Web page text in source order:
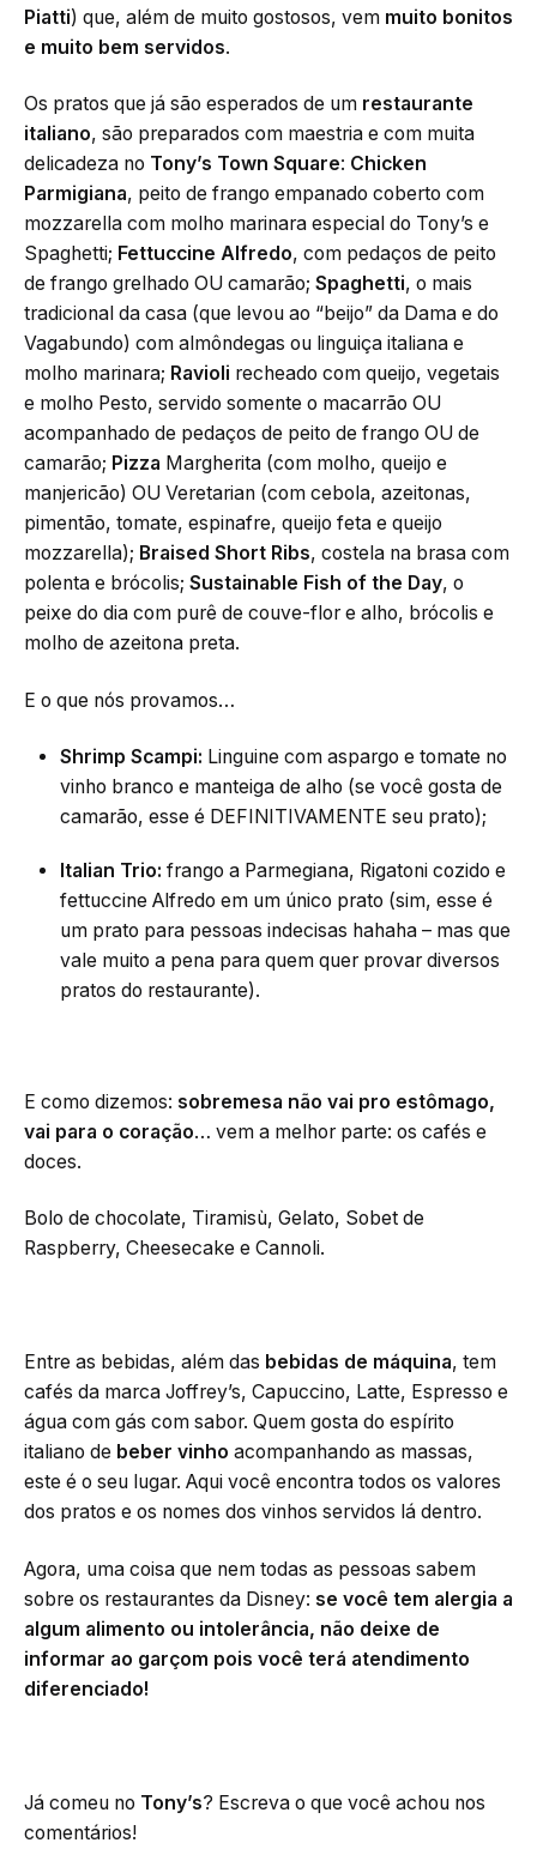
Piatti) que, além de muito gostosos, vem muito bonitos
e muito bem servidos.
Os pratos que já são esperados de um restaurante
italiano, são preparados com maestria e com muita
delicadeza no Tony’s Town Square: Chicken
Parmigiana, peito de frango empanado coberto com
mozzarella com molho marinara especial do Tony’s e
Spaghetti; Fettuccine Alfredo, com pedaços de peito
de frango grelhado OU camarão; Spaghetti, o mais
tradicional da casa (que levou ao “beijo” da Dama e do
Vagabundo) com almôndegas ou linguiça italiana e
molho marinara; Ravioli recheado com queijo, vegetais
e molho Pesto, servido somente o macarrão OU
acompanhado de pedaços de peito de frango OU de
camarão; Pizza Margherita (com molho, queijo e
manjericão) OU Veretarian (com cebola, azeitonas,
pimentão, tomate, espinafre, queijo feta e queijo
mozzarella); Braised Short Ribs, costela na brasa com
polenta e brócolis; Sustainable Fish of the Day, o
peixe do dia com purê de couve-flor e alho, brócolis e
molho de azeitona preta.
E o que nós provamos…
Shrimp Scampi: Linguine com aspargo e tomate no
vinho branco e manteiga de alho (se você gosta de
camarão, esse é DEFINITIVAMENTE seu prato);
Italian Trio: frango a Parmegiana, Rigatoni cozido e
fettuccine Alfredo em um único prato (sim, esse é
um prato para pessoas indecisas hahaha – mas que
vale muito a pena para quem quer provar diversos
pratos do restaurante).
E como dizemos: sobremesa não vai pro estômago,
vai para o coração… vem a melhor parte: os cafés e
doces.
Bolo de chocolate, Tiramisù, Gelato, Sobet de
Raspberry, Cheesecake e Cannoli.
Entre as bebidas, além das bebidas de máquina, tem
cafés da marca Joffrey’s, Capuccino, Latte, Espresso e
água com gás com sabor. Quem gosta do espírito
italiano de beber vinho acompanhando as massas,
este é o seu lugar. Aqui você encontra todos os valores
dos pratos e os nomes dos vinhos servidos lá dentro.
Agora, uma coisa que nem todas as pessoas sabem
sobre os restaurantes da Disney: se você tem alergia a
algum alimento ou intolerância, não deixe de
informar ao garçom pois você terá atendimento
diferenciado!
Já comeu no Tony’s? Escreva o que você achou nos
comentários!